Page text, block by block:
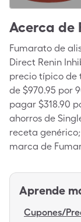
Acerca de
Fumarato de
Direct Renin
precio típico de
de $970.95 por
pagar $318.90
ahorros de
receta
marca de
Aprende
Cupones/